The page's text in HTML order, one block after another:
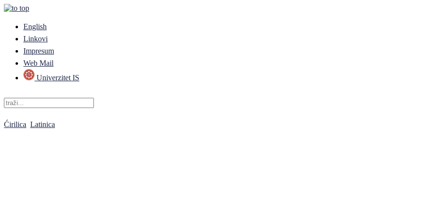
English
Linkovi
Impresum
Web Mail
Univerzitet IS
Ćirilica Latinica